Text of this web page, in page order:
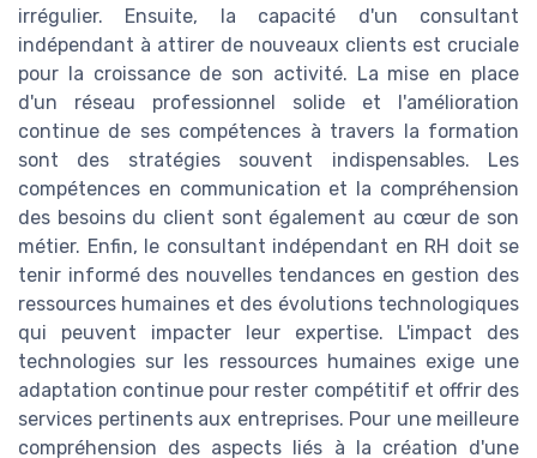
irrégulier. Ensuite, la capacité d'un consultant
indépendant à attirer de nouveaux clients est cruciale
pour la croissance de son activité. La mise en place
d'un réseau professionnel solide et l'amélioration
continue de ses compétences à travers la formation
sont des stratégies souvent indispensables. Les
compétences en communication et la compréhension
des besoins du client sont également au cœur de son
métier. Enfin, le consultant indépendant en RH doit se
tenir informé des nouvelles tendances en gestion des
ressources humaines et des évolutions technologiques
qui peuvent impacter leur expertise. L'impact des
technologies sur les ressources humaines exige une
adaptation continue pour rester compétitif et offrir des
services pertinents aux entreprises. Pour une meilleure
compréhension des aspects liés à la création d'une